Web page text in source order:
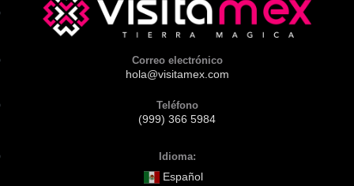
Correo electrónico
hola@visitamex.com
Teléfono
(999) 366 5984
Idioma:
Español